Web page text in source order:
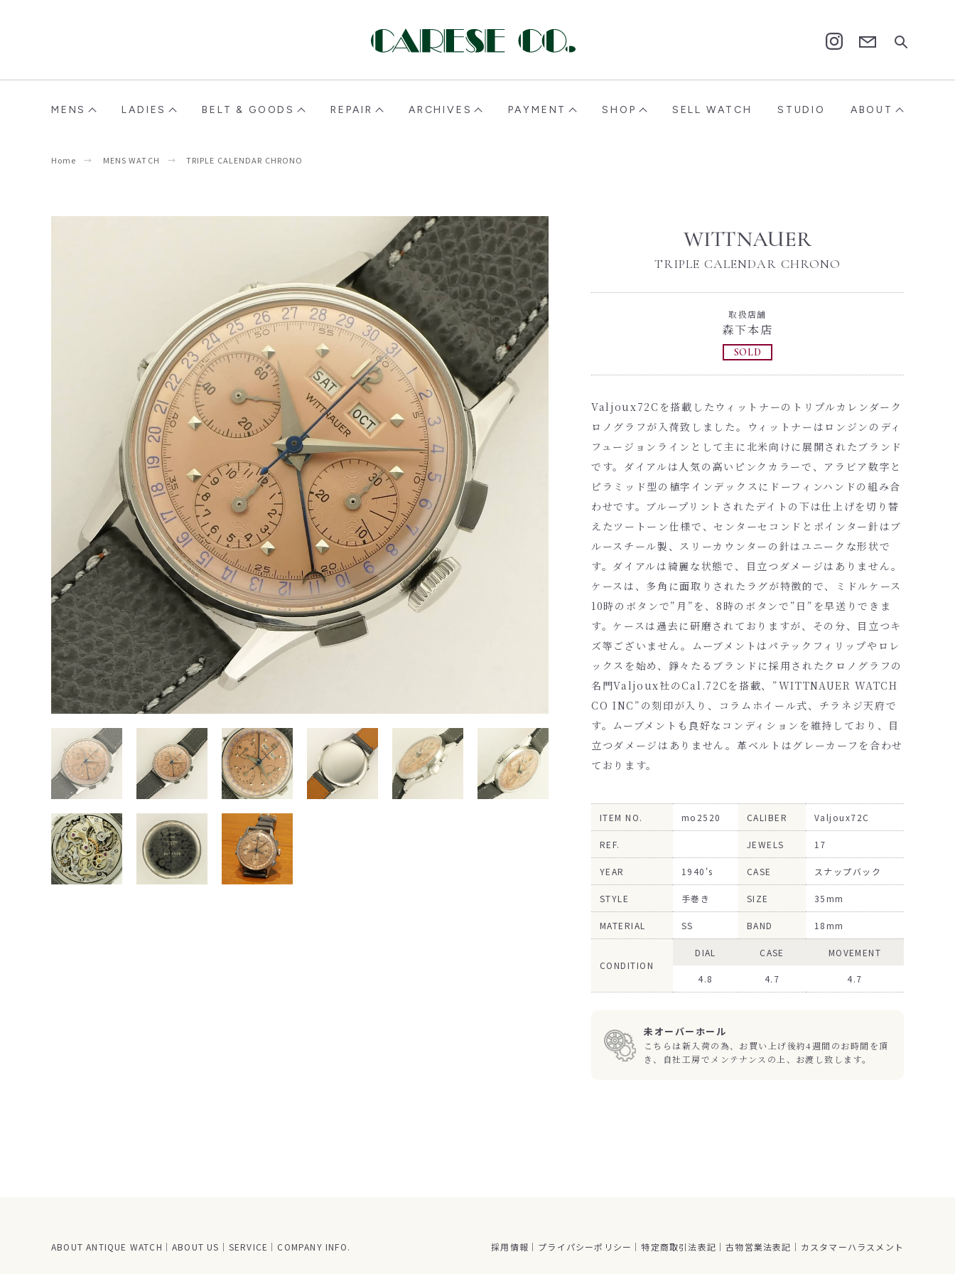
MENS LADIES BELT & GOODS REPAIR ARCHIVES PAYMENT SHOP SELL WATCH STUDIO ABOUT
Home MENS WATCH TRIPLE CALENDAR CHRONO
WITTNAUER
TRIPLE CALENDAR CHRONO
取扱店舗
森下本店
SOLD
Valjoux72Cを搭載したウィットナーのトリプルカレンダーク
ロノグラフが入荷致しました。ウィットナーはロンジンのディ
フュージョンラインとして主に北米向けに展開されたブランド
です。ダイアルは人気の高いピンクカラーで、アラビア数字と
ピラミッド型の植字インデックスにドーフィンハンドの組み合
わせです。ブループリントされたデイトの下は仕上げを切り替
えたツートーン仕様で、センターセコンドとポインター針はブ
ルースチール製、スリーカウンターの針はユニークな形状で
す。ダイアルは綺麗な状態で、目立つダメージはありません。
ケースは、多角に面取りされたラグが特徴的で、ミドルケース
10時のボタンで”月”を、8時のボタンで”日”を早送りできま
す。ケースは過去に研磨されておりますが、その分、目立つキ
ズ等ございません。ムーブメントはパテックフィリップやロレ
ックスを始め、錚々たるブランドに採用されたクロノグラフの
名門Valjoux社のCal.72Cを搭載、”WITTNAUER WATCH
CO INC”の刻印が入り、コラムホイール式、チラネジ天府で
す。ムーブメントも良好なコンディションを維持しており、目
立つダメージはありません。革ベルトはグレーカーフを合わせ
ております。
ITEM NO. mo2520 CALIBER Valjoux72C
REF. JEWELS 17
YEAR 1940's CASE スナップバック
STYLE 手巻き SIZE 35mm
MATERIAL SS BAND 18mm
CONDITION
DIAL CASE MOVEMENT
4.8 4.7 4.7
未オーバーホール
こちらは新入荷の為、お買い上げ後約4週間のお時間を頂
き、自社工房でメンテナンスの上、お渡し致します。
ABOUT ANTIQUE WATCH ABOUT US SERVICE COMPANY INFO. 採用情報 プライパシーポリシー 特定商取引法表記 古物営業法表記 カスタマーハラスメント